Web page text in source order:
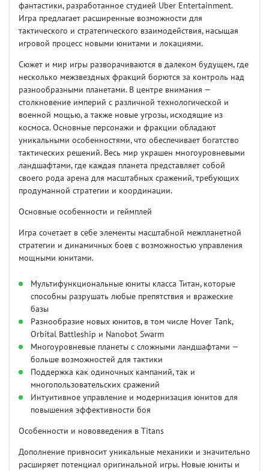
фантастики, разработанное студией Uber Entertainment.
Игра предлагает расширенные возможности для
тактического и стратегического взаимодействия, насыщая
игровой процесс новыми юнитами и локациями.
Сюжет и мир игры разворачиваются в далеком будущем, где
несколько межзвездных фракций борются за контроль над
разнообразными планетами. В центре внимания —
столкновение империй с различной технологической и
военной мощью, а также новые угрозы, исходящие из
космоса. Основные персонажи и фракции обладают
уникальными особенностями, что обеспечивает богатство
тактических решений. Весь мир украшен многоуровневыми
ландшафтами, где каждая планета представляет собой
своего рода арена для масштабных сражений, требующих
продуманной стратегии и координации.
Основные особенности и геймплей
Игра сочетает в себе элементы масштабной межпланетной
стратегии и динамичных боев с возможностью управления
мощными юнитами.
Мультифункциональные юниты класса Титан, которые
способны разрушать любые препятствия и вражеские
базы
Разнообразие новых юнитов, в том числе Hover Tank,
Orbital Battleship и Nanobot Swarm
Многоуровневые планеты с сложными ландшафтами —
больше возможностей для тактики
Поддержка как одиночных кампаний, так и
многопользовательских сражений
Интуитивное управление и модернизация юнитов для
повышения эффективности боя
Особенности и нововведения в Titans
Дополнение привносит уникальные механики и значительно
расширяет потенциал оригинальной игры. Новые юниты и